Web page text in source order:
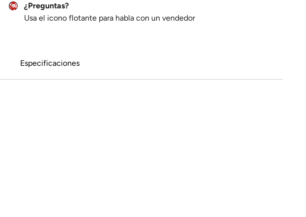
¿Preguntas?
Usa el icono flotante para habla con un vendedor
Especificaciones